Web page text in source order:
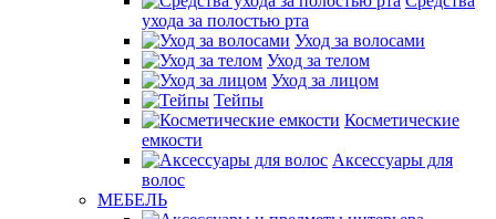
ухода за полостью рта
Уход за волосами
Уход за телом
Уход за лицом
Тейпы
Косметические
емкости
Аксессуары для
волос
МЕБЕЛЬ